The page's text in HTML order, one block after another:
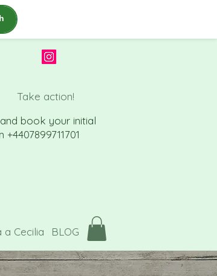
Take action!
nd book your initial
+4407899711701
BLOG
a Cecilia